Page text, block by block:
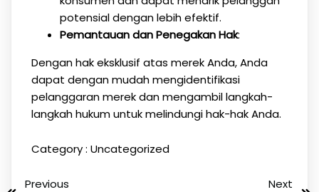
potensial dengan lebih efektif.
Pemantauan dan Penegakan Hak:
Dengan hak eksklusif atas merek Anda, Anda
dapat dengan mudah mengidentifikasi
pelanggaran merek dan mengambil langkah-
langkah hukum untuk melindungi hak-hak Anda.
Category : Uncategorized
Previous
Next